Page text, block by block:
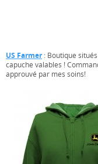
US Farmer: Boutique
capuche valables !
approuvé par mes soins!